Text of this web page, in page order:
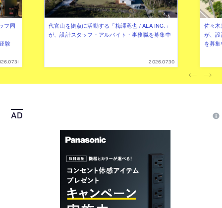
フ同
験
代官山を拠点に活動する「梅澤竜也 / ALA INC.」
が、設計スタッフ・アルバイト・事務職を募集中
2026.07.30
佐々
が、
を募